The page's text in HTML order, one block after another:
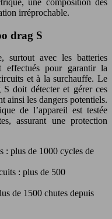
irréprochable.
drag S
surtout avec les batteries
effectués pour garantir la
et à la surchauffe. Le
doit détecter et gérer ces
ainsi les dangers potentiels.
de l’appareil est testée
assurant une protection
: plus de 1000 cycles de
: plus de 500
de 1500 chutes depuis